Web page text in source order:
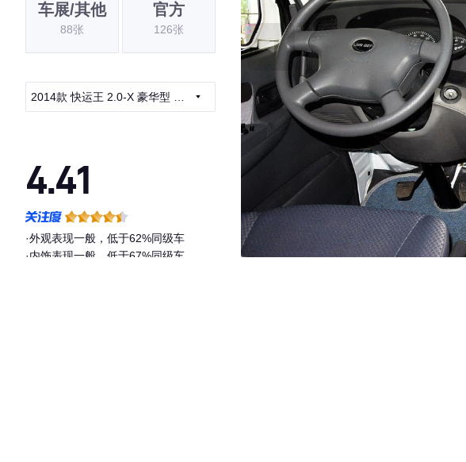
车展/其他
88张
官方
126张
2014款 快运王 2.0-X 豪华型 国
4.41
·外观表现一般，低于62%同级车
·内饰表现一般，低于67%同级车